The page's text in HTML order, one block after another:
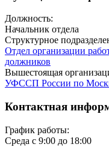
Должность:
Начальник отдела
Структурное
Отдел организации
должников
Вышестоящая
УФССП России по
Контактная
График работы:
Среда с 9:00 до 18:00